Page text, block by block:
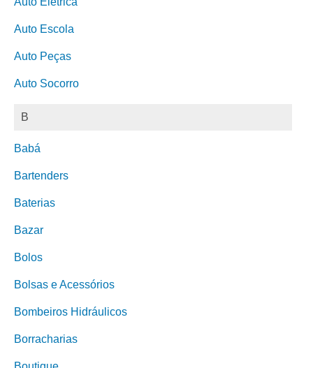
Auto Escola
Auto Peças
Auto Socorro
B
Babá
Bartenders
Baterias
Bazar
Bolos
Bolsas e Acessórios
Bombeiros Hidráulicos
Borracharias